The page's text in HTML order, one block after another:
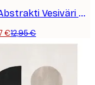
Sininen Abstrakti Vesiväri No 1 Juliste
€12,95 €